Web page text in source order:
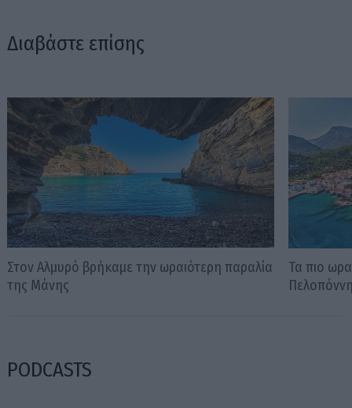
Διαβάστε επίσης
Στον Αλμυρό βρήκαμε την ωραιότερη παραλία
της Μάνης
Τα πιο
PODCASTS